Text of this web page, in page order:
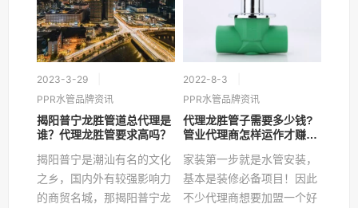
2023-3-29
PPR水管品牌资讯
揭阳普宁龙胜管道总代理是
谁？代理龙胜管要求高吗？
揭阳普宁是潮汕有名的文化
之乡，国内外有较强影响力
的商贸名城，那揭阳普宁龙
2022-8-3
PPR水管品牌资讯
代理龙胜管子需要多少钱?
管业代理商怎样运作才赚
家装第一步就是水管安装，
基本是装修必备项目！因此
不少代理商想要加盟一个好